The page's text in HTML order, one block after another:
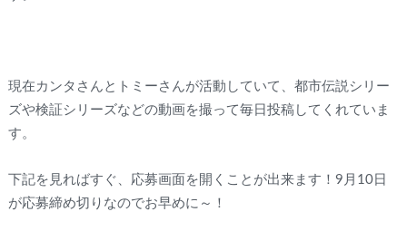
現在カンタさんとトミーさんが活動していて、都市伝説シリー
ズや検証シリーズなどの動画を撮って毎日投稿してくれていま
す。
下記を見ればすぐ、応募画面を開くことが出来ます！9月10日
が応募締め切りなのでお早めに～！